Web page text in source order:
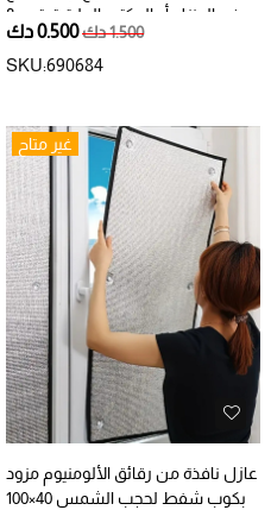
في المنزل أو المكتب العلبة تحتوي 8
قطع
1.500 دك
0.500 دك
SKU:690684
غير متاح
عازل نافذة من رقائق الألومنيوم مزود
بكوب شفط لحجب الشمس ‎100×40